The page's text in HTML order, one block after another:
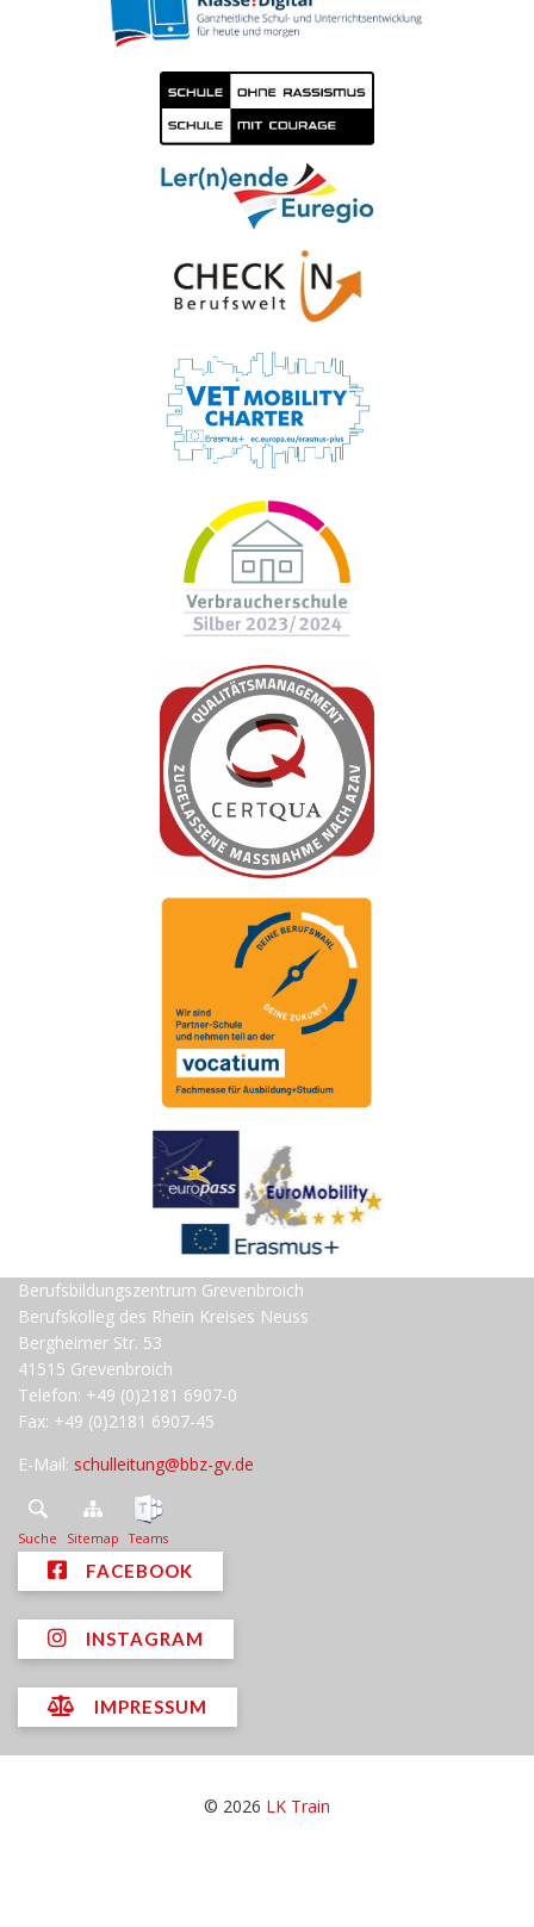
Berufsbildungszentrum Grevenbroich
Berufskolleg des Rhein Kreises Neuss
Bergheimer Str. 53
41515 Grevenbroich
Telefon: +49 (0)2181 6907-0
Fax: +49 (0)2181 6907-45
E-Mail: schulleitung@bbz-gv.de
Suche Sitemap Teams
FACEBOOK
INSTAGRAM
IMPRESSUM
© 2026 LK Train